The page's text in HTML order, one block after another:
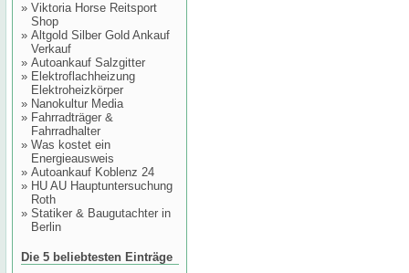
» Viktoria Horse Reitsport
Shop
» Altgold Silber Gold Ankauf
Verkauf
» Autoankauf Salzgitter
» Elektroflachheizung
Elektroheizkörper
» Nanokultur Media
» Fahrradträger &
Fahrradhalter
» Was kostet ein
Energieausweis
» Autoankauf Koblenz 24
» HU AU Hauptuntersuchung
Roth
» Statiker & Baugutachter in
Berlin
Die 5 beliebtesten Einträge